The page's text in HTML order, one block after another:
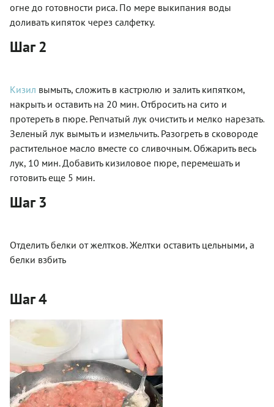
огне до готовности риса. По мере выкипания воды
доливать кипяток через салфетку.
Шаг 2
Кизил вымыть, сложить в кастрюлю и залить кипятком,
накрыть и оставить на 20 мин. Отбросить на сито и
протереть в пюре. Репчатый лук очистить и мелко нарезать.
Зеленый лук вымыть и измельчить. Разогреть в сковороде
растительное масло вместе со сливочным. Обжарить весь
лук, 10 мин. Добавить кизиловое пюре, перемешать и
готовить еще 5 мин.
Шаг 3
Отделить белки от желтков. Желтки оставить цельными, а
белки взбить
Шаг 4